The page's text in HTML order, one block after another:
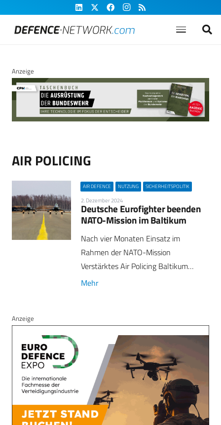
Anzeige
AIR POLICING
AIR DEFENCE NUTZUNG SICHERHEITSPOLITIK
2. Dezember 2024
Deutsche Eurofighter beenden
NATO-Mission im Baltikum
Nach vier Monaten Einsatz im
Rahmen der NATO-Mission
Verstärktes Air Policing Baltikum…
Mehr
Anzeige